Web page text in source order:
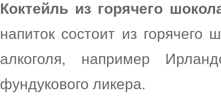
Коктейль из горячего
напиток состоит из
алкоголя, например
фундукового ликера.